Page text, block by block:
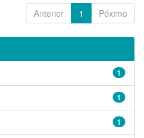
Anterior 1 Póximo
1
1
1